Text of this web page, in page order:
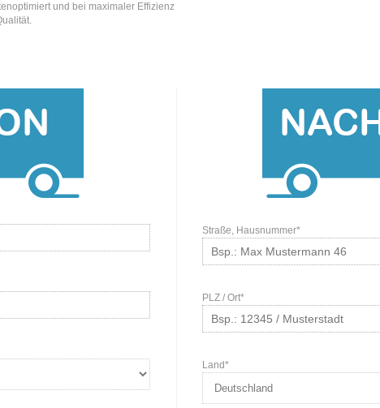
und bei maximaler Effizienz
Straße, Hausnummer*
PLZ / Ort*
Land*